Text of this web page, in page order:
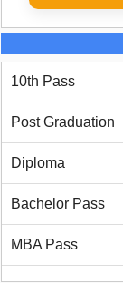
10th Pass
Post Graduation
Diploma
Bachelor Pass
MBA Pass